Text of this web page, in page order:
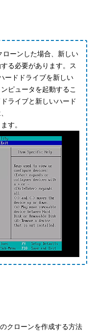
ローンした場合、新しい
る必要があります。ス
ードドライブを新しい
ピュータを起動するこ
ライブと新しいハード
す。
クローンを作成する方法